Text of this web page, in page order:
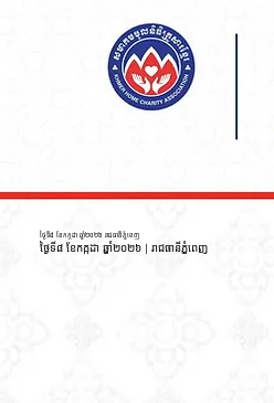
ថ្ងៃទី៨ ខែកក្កដា ឆ្នាំ២០២៦ រាជធានីភ្នំពេញ
ថ្ងៃទី៨ ខែកក្កដា ឆ្នាំ២០២៦ | រាជធានីភ្នំពេញ